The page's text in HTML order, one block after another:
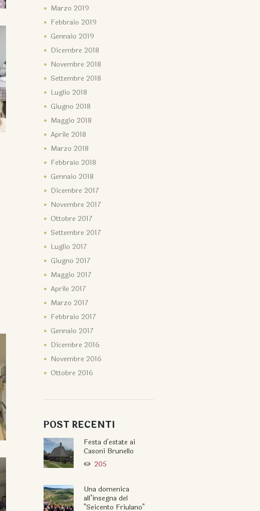
Marzo 2019
Febbraio 2019
Gennaio 2019
Dicembre 2018
Novembre 2018
Settembre 2018
Luglio 2018
Giugno 2018
Maggio 2018
Aprile 2018
Marzo 2018
Febbraio 2018
Gennaio 2018
Dicembre 2017
Novembre 2017
Ottobre 2017
Settembre 2017
Luglio 2017
Giugno 2017
Maggio 2017
Aprile 2017
Marzo 2017
Febbraio 2017
Gennaio 2017
Dicembre 2016
Novembre 2016
Ottobre 2016
POST RECENTI
Festa d'estate ai
Casoni Brunello
205
Una domenica
all’insegna del
"Seicento Friulano"